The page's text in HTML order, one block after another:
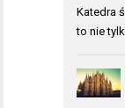
Katedra
to nie